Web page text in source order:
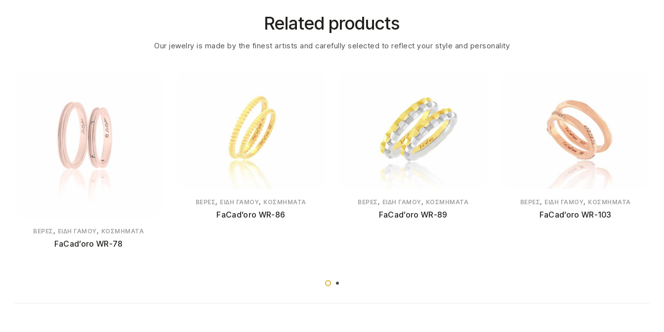
Related products
Our jewelry is made by the finest artists and carefully selected to reflect your style and personality
ΒΈΡΕΣ , ΕΊΔΗ ΓΆΜΟΥ, ΚΟΣΜΉΜΑΤΑ
FaCad’oro WR-78
ΒΈΡΕΣ, ΕΊΔΗ ΓΆΜΟΥ, ΚΟΣΜΉΜΑΤΑ
FaCad’oro WR-86
ΒΈΡΕΣ , ΕΊΔΗ ΓΆΜΟΥ, ΚΟΣΜΉΜΑΤΑ
FaCad’oro WR-89
ΒΈΡΕΣ, ΕΊΔΗ ΓΆΜΟΥ, ΚΟΣΜΉΜΑΤΑ
FaCad’oro WR-103